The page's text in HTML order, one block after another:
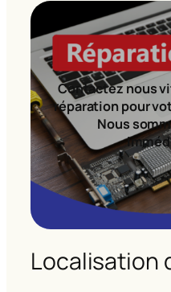
Contactez nous
réparation pour
Nous
Localisation